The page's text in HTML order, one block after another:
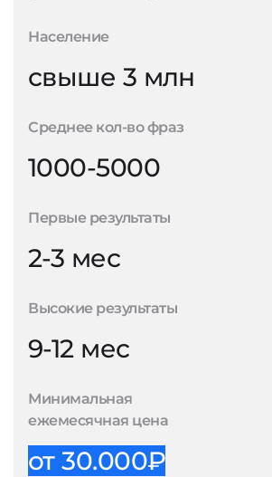
Население
свыше 3 млн
Среднее кол-во фраз
1000-5000
Первые результаты
2-3 мес
Высокие результаты
9-12 мес
Минимальная
ежемесячная цена
от 30.000₽